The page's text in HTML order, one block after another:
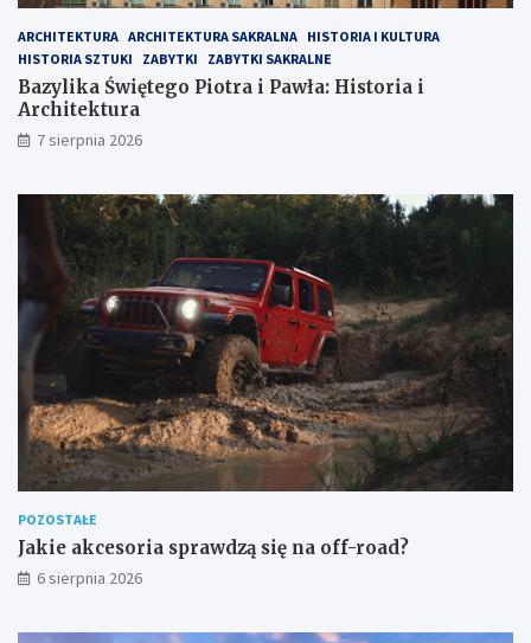
l
a
b
r
i
i
c
h
i
t
e
k
t
ARCHITEKTURA ARCHITEKTURA SAKRALNA HISTORIA I KULTURA
HISTORIA SZTUKI
ZABYTKI ZABYTKI SAKRALNE
Bazylika Świętego Piotra i Pawła: Historia i
Architektura
7 sierpnia 2026
POZOSTAŁE
Jakie akcesoria sprawdzą się na off-road?
6 sierpnia 2026